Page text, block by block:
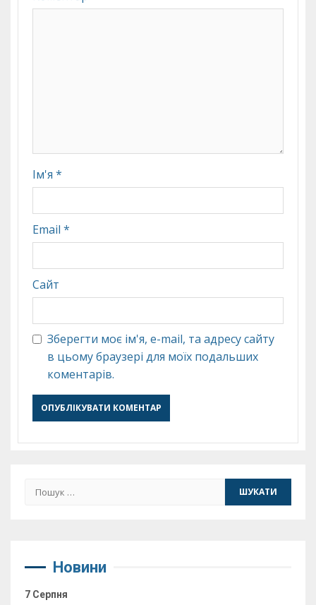
Ім'я *
Email *
Сайт
Зберегти моє ім'я, e-mail, та адресу сайту
в цьому браузері для моїх подальших
коментарів.
Пошук:
Новини
7 Серпня